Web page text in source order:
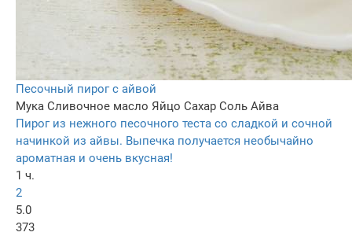
Песочный пирог с айвой
Мука Сливочное масло Яйцо Сахар Соль Айва
Пирог из нежного песочного теста со сладкой и сочной
начинкой из айвы. Выпечка получается необычайно
ароматная и очень вкусная!
1 ч.
2
5.0
373